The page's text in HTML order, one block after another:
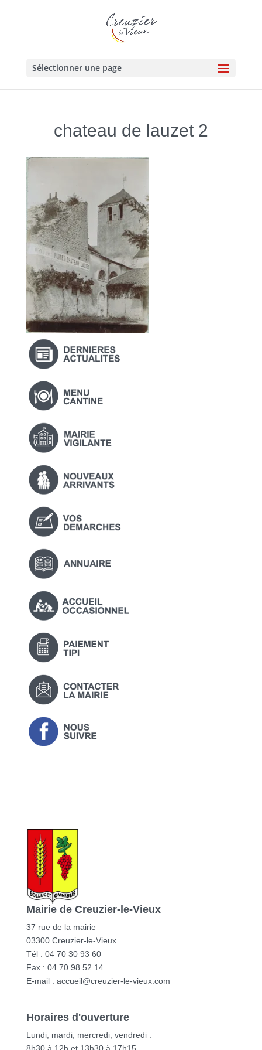
Sélectionner une page
chateau de lauzet 2
Mairie de Creuzier-le-Vieux
37 rue de la mairie
03300 Creuzier-le-Vieux
Tél : 04 70 30 93 60
Fax : 04 70 98 52 14
E-mail : accueil@creuzier-le-vieux.com
Horaires d'ouverture
Lundi, mardi, mercredi, vendredi :
8h30 à 12h et 13h30 à 17h15